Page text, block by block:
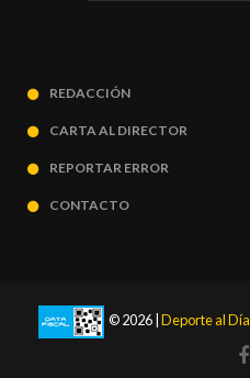
REDACCIÓN
CARTA AL DIRECTOR
REPORTAR ERROR
CONTACTO
© 2026 | Deporte al Día